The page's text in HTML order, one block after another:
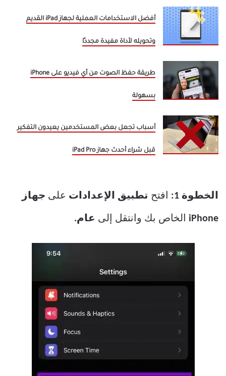
أفضل الاستخدامات العملية لجهاز iPad القديم
وتحويله لأداة مفيدة مجددًا
طريقة حفظ الصوت من أي فيديو على iPhone
بسهولة
أسباب تجعل بعض المستخدمين يعيدون التفكير
قبل شراء أحدث جهاز iPad Pro
الخطوة 1: افتح تطبيق الإعدادات على جهاز
iPhone الخاص بك وانتقل إلى عام.